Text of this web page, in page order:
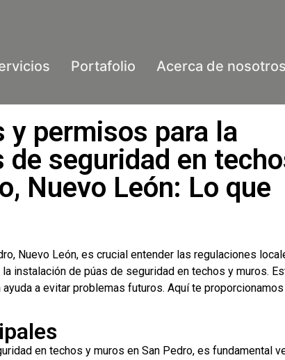
Portafolio Acerca de nosotros
permisos para la
seguridad en
Nuevo León: Lo que
Nuevo León, es crucial entender las regulaciones
instalación de púas de seguridad en techos y muros.
a evitar problemas futuros. Aquí te
en techos y muros en San Pedro, es fundamental